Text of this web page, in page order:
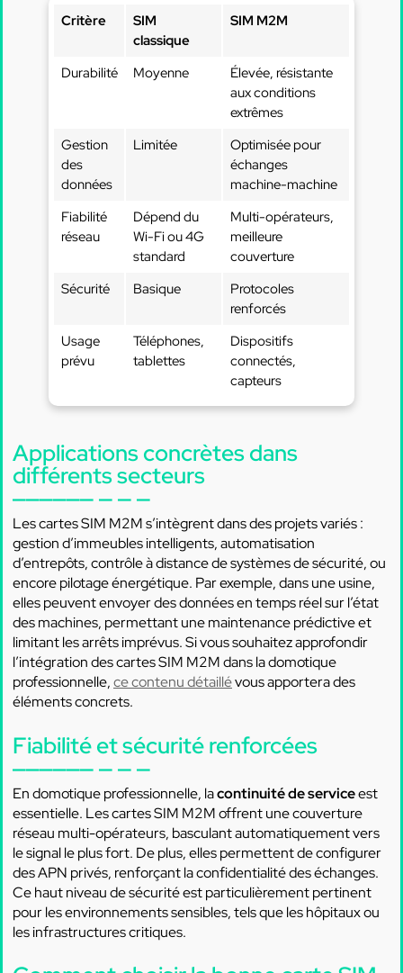
Critère
SIM
classique
SIM M2M
Durabilité Moyenne
Élevée, résistante
aux conditions
extrêmes
Gestion
des
données
Limitée
Optimisée pour
échanges
machine-machine
Fiabilité
réseau
Dépend du
Wi-Fi ou 4G
standard
Multi-opérateurs,
meilleure
couverture
Sécurité
Basique
Protocoles
renforcés
Usage
prévu
Téléphones,
tablettes
Dispositifs
connectés,
capteurs
Applications concrètes dans
différents secteurs
Les cartes SIM M2M s’intègrent dans des projets variés :
gestion d’immeubles intelligents, automatisation
d’entrepôts, contrôle à distance de systèmes de sécurité, ou
encore pilotage énergétique. Par exemple, dans une usine,
elles peuvent envoyer des données en temps réel sur l’état
des machines, permettant une maintenance prédictive et
limitant les arrêts imprévus. Si vous souhaitez approfondir
l’intégration des cartes SIM M2M dans la domotique
professionnelle,ce contenu détaillévous apportera des
éléments concrets.
Fiabilité et sécurité renforcées
En domotique professionnelle, lacontinuité de serviceest
essentielle. Les cartes SIM M2M offrent une couverture
réseau multi-opérateurs, basculant automatiquement vers
le signal le plus fort. De plus, elles permettent de configurer
des APN privés, renforçant la confidentialité des échanges.
Ce haut niveau de sécurité est particulièrement pertinent
pour les environnements sensibles, tels que les hôpitaux ou
les infrastructures critiques.